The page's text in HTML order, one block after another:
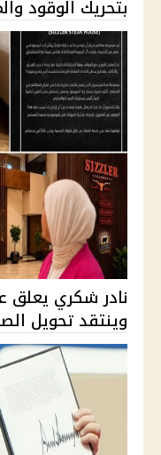
بتحريك الوقود
نادر شكري يعلق
وينتقد تحويل